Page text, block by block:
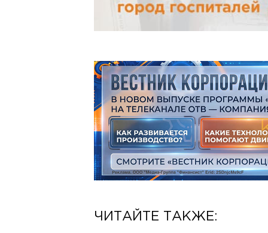
ЧИТАЙТЕ ТАКЖЕ: